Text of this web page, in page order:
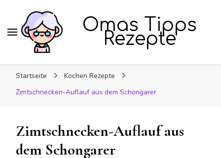
Omas Tipps
Rezepte
Startseite
Kochen Rezepte
Zimtschnecken-Auflauf aus dem Schongarer
Zimtschnecken-Auflauf aus
dem Schongarer